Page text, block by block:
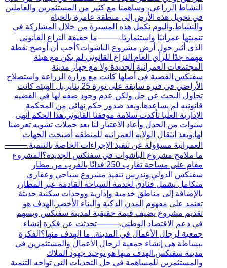
النشاط الزراعي، وساهمنا مع كثير من المستثمرين والعاملين
في تحويل هذه الأرض إلى منطقة عامرة بالحياة
والنشاط.واليوم نكمل هذه المسيرة من خلال المشاركة في
تنميتها عمرانيًا واستثماريًا.⸻ما حقيقة النزاع القانوني
الذي أثير حول أرض مشروع الباشوات؟أحب أن أوضح نقطة
مهمة جدًا للرأي العام.النزاع القانوني لم يكن مع هيئة
المجتمعات العمرانية الجديدة ولا مع جهاز مدينة
سفنكس.القضية في أصلها كانت مع وزارة الزراعة واستصلاح
الأراضي في فترة سابقة على ثورة 25 يناير.بل الهيئه كانت
تحاول البحث عن حل ولكن عدم وجود صفه لها في القضيه
قانونيه لم يساعدها.وبعد صدور حكم نهائي من المحكمة
الإدارية العليا تأكدت سلامة موقفنا القانوني.هذا الحكم أنهى
سنوات من الجدل وأعاد الاعتبار لنا بعد حملات تشويه تعرضنا
لها.وبعد انتقال الولاية العمرانية للمنطقة أصبحت الجهات
العمرانية مسؤولة عن تنفيذ الإجراءات الخاصة بالتنمية.⸻
ما ملامح مشروع الباشوات في سفنكس الجديدة؟المشروع
مقام على مساحة تقارب 250 فدانًا بالقرب من مطار
سفنكس الدولي.وندرس تنفيذ مشروع سياحي وعقاري
متكامل يشمل فنادق لخدمة السياحة القادمة عبر المطار،
بالإضافة إلى مناطق خدمية وإدارية ووحدات سكنية حديثة
تعتمد على مفهوم المدن الذكية والبناء الأخضر.الهدف هو
تقديم مشروع يضيف قيمة حقيقية لمدينة سفنكس ويسهم
في دعم الاقتصاد الوطني.⸻تحدثت عن فكرة إنشاء
جمعية لرجال الأعمال في المدينة.. ما الهدف منها؟الفكرة
ببساطة هي إنشاء جمعية لرجال الأعمال والمستثمرين في
مدينة سفنكس.الهدف منها هو توحيد جهود الملاك
والمستثمرين للمساهمة في حل التحديات التي تواجه التنمية